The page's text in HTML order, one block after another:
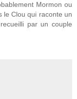
Mormon ou
le Clou qui raconte un
par un couple